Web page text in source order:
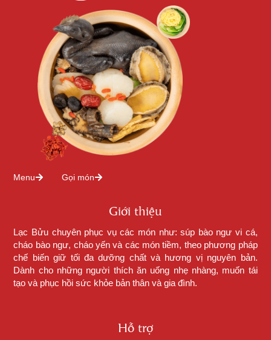
Menu Gọi món
Giới thiệu
Lạc Bửu chuyên phục vụ các món như: súp bào ngư vi cá,
cháo bào ngư, cháo yến và các món tiềm, theo phương pháp
chế biến giữ tối đa dưỡng chất và hương vị nguyên bản.
Dành cho những người thích ăn uống nhẹ nhàng, muốn tái
tạo và phục hồi sức khỏe bản thân và gia đình.
Hỗ trợ